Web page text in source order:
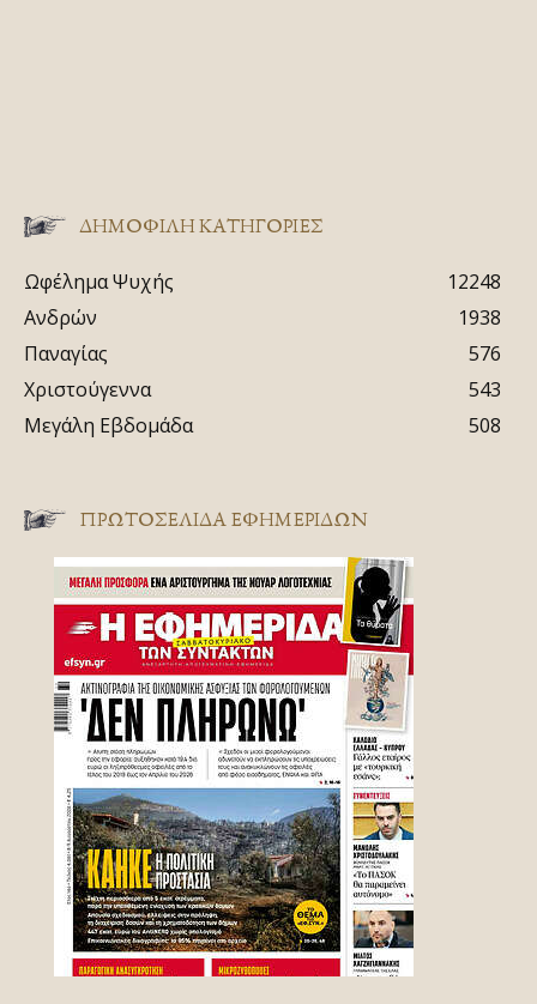
ΔΗΜΟΦΙΛΗ ΚΑΤΗΓΟΡΙΕΣ
Ωφέλημα Ψυχής
12248
Ανδρών
1938
Παναγίας
576
Χριστούγεννα
543
Μεγάλη Εβδομάδα
508
ΠΡΩΤΟΣΈΛΙΔΑ ΕΦΗΜΕΡΊΔΩΝ